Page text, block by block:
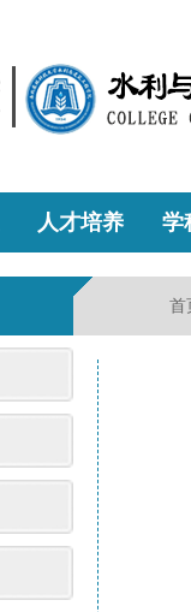
人才培养 学
首